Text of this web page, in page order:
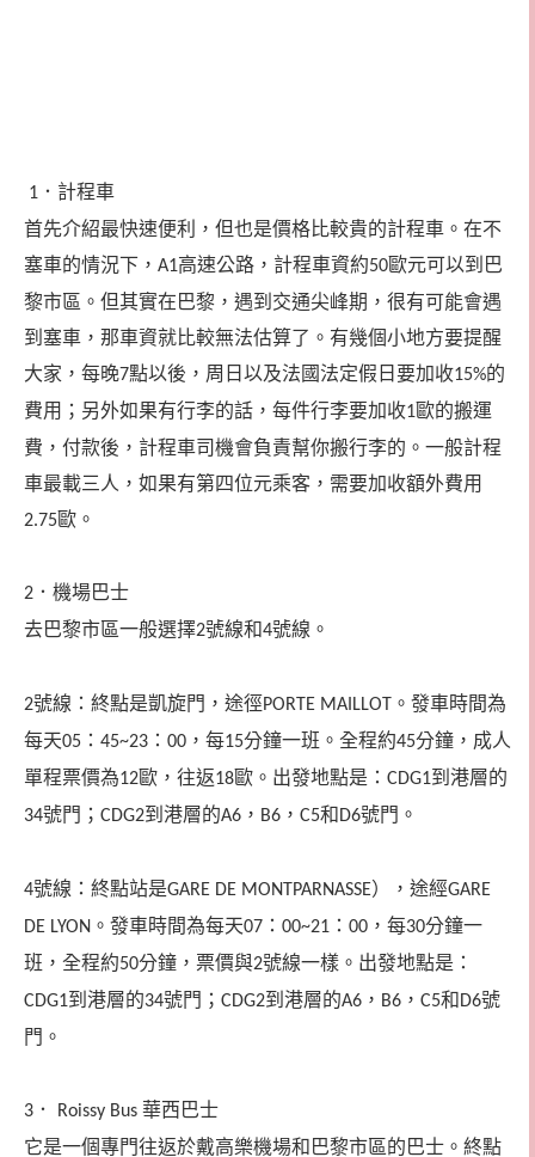
1 ．計程車
首先介紹最快速便利，但也是價格比較貴的計程車。在不
塞車的情況下， A1高速公路，計程車資約50歐元可以到巴
黎市區。但其實在巴黎，遇到交通尖峰期，很有可能會遇
到塞車，那車資就比較無法估算了。有幾個小地方要提醒
大家，每晚7點以後，周日以及法國法定假日要加收15%的
費用；另外如果有行李的話，每件行李要加收1歐的搬運
費，付款後，計程車司機會負責幫你搬行李的。一般計程
車最載三人，如果有第四位元乘客，需要加收額外費用
2.75歐。
2 ． 機場巴士
去巴黎市區一般選擇2號線和4號線。
2號線： 終點是凱旋門，途徑PORTE MAILLOT 。發車時間為
每天05 ： 45~23 ： 00 ，每15分鐘一班。全程約45分鐘，成人
單程票價為12歐，往返18歐。出發地點是： CDG1到港層的
34號門； CDG2到港層的A6 ， B6 ， C5和D6號門。
4號線： 終點站是GARE DE MONTPARNASSE），途經GARE
DE LYON 。 發車時間為每天07 ： 00~21 ： 00 ，每30分鐘一
班，全程約50分鐘，票價與2號線一樣。出發地點是：
CDG1到港層的34號門； CDG2到港層的A6 ， B6 ， C5和D6號
門。
3 ． Roissy Bus 華西巴士
它是一個專門往返於戴高樂機場和巴黎市區的巴士。終點